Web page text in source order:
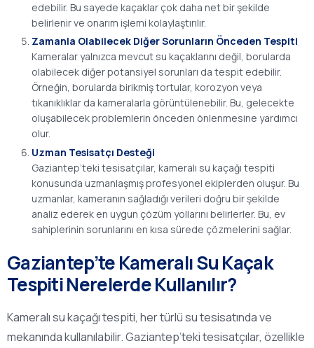
edebilir. Bu sayede kaçaklar çok daha net bir şekilde
belirlenir ve onarım işlemi kolaylaştırılır.
Zamanla Olabilecek Diğer Sorunların Önceden Tespiti
Kameralar yalnızca mevcut su kaçaklarını değil, borularda
olabilecek diğer potansiyel sorunları da tespit edebilir.
Örneğin, borularda birikmiş tortular, korozyon veya
tıkanıklıklar da kameralarla görüntülenebilir. Bu, gelecekte
oluşabilecek problemlerin önceden önlenmesine yardımcı
olur.
Uzman Tesisatçı Desteği
Gaziantep’teki tesisatçılar, kameralı su kaçağı tespiti
konusunda uzmanlaşmış profesyonel ekiplerden oluşur. Bu
uzmanlar, kameranın sağladığı verileri doğru bir şekilde
analiz ederek en uygun çözüm yollarını belirlerler. Bu, ev
sahiplerinin sorunlarını en kısa sürede çözmelerini sağlar.
Gaziantep’te Kameralı Su Kaçak
Tespiti Nerelerde Kullanılır?
Kameralı su kaçağı tespiti, her türlü su tesisatında ve
mekanında kullanılabilir. Gaziantep’teki tesisatçılar, özellikle